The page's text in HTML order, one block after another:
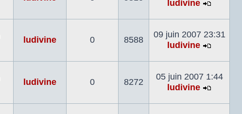
ludivine
le
dernier
ludivine 0 8588
09 juin 2007 23:31
ludivine
le
dernier
ludivine 0 8272
05 juin 2007 1:44
ludivine
le